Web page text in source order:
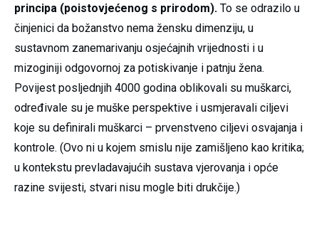
principa (poistovjećenog s prirodom). To se odrazilo u
činjenici da božanstvo nema žensku dimenziju, u
sustavnom zanemarivanju osjećajnih vrijednosti i u
mizoginiji odgovornoj za potiskivanje i patnju žena.
Povijest posljednjih 4000 godina oblikovali su muškarci,
određivale su je muške perspektive i usmjeravali ciljevi
koje su definirali muškarci – prvenstveno ciljevi osvajanja i
kontrole. (Ovo ni u kojem smislu nije zamišljeno kao kritika;
u kontekstu prevladavajućih sustava vjerovanja i opće
razine svijesti, stvari nisu mogle biti drukčije.)